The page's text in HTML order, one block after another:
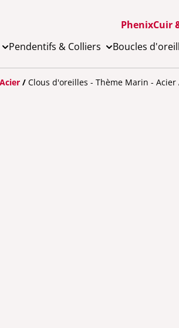
PhenixCuir
Pendentifs & Colliers Boucles
/ Clous d'oreilles - Thème Marin - Acier